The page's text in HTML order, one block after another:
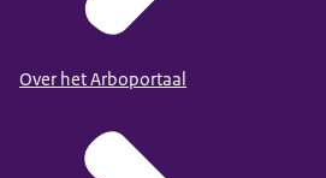
Over het Arboportaal